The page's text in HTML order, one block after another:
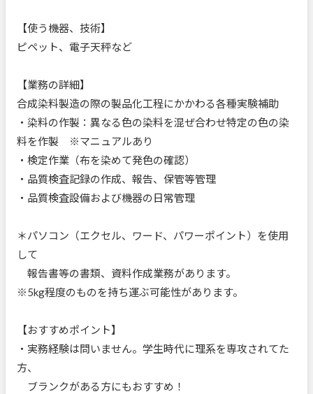
【使う機器、技術】
ピペット、電子天秤など
【業務の詳細】
合成染料製造の際の製品化工程にかかわる各種実験補助
・染料の作製：異なる色の染料を混ぜ合わせ特定の色の染
料を作製 ※マニュアルあり
・検定作業（布を染めて発色の確認）
・品質検査記録の作成、報告、保管等管理
・品質検査設備および機器の日常管理
＊パソコン（エクセル、ワード、パワーポイント）を使用
して
報告書等の書類、資料作成業務があります。
※5kg程度のものを持ち運ぶ可能性があります。
【おすすめポイント】
・実務経験は問いません。学生時代に理系を専攻されてた
方、
ブランクがある方にもおすすめ！